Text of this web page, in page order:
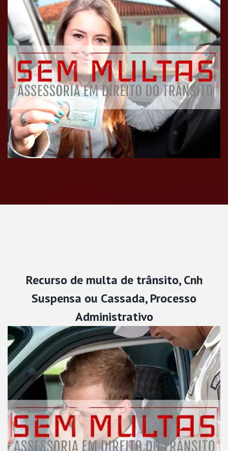
Recurso de multa de trânsito, Cnh
Suspensa ou Cassada, Processo
Administrativo